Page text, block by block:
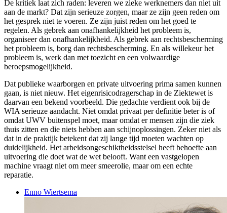
De kritiek laat zich raden: leveren we zieke werknemers dan niet uit
aan de markt? Dat zijn serieuze zorgen, maar ze zijn geen reden om
het gesprek niet te voeren. Ze zijn juist reden om het goed te
regelen. Als gebrek aan onafhankelijkheid het probleem is,
organiseer dan onafhankelijkheid. Als gebrek aan rechtsbescherming
het probleem is, borg dan rechtsbescherming. En als willekeur het
probleem is, werk dan met toezicht en een volwaardige
beroepsmogelijkheid.
Dat publieke waarborgen en private uitvoering prima samen kunnen
gaan, is niet nieuw. Het eigenrisicodragerschap in de Ziektewet is
daarvan een bekend voorbeeld. Die gedachte verdient ook bij de
WIA serieuze aandacht. Niet omdat privaat per definitie beter is of
omdat UWV buitenspel moet, maar omdat er mensen zijn die ziek
thuis zitten en die niets hebben aan schijnoplossingen. Zeker niet als
dat in de praktijk betekent dat zij lange tijd moeten wachten op
duidelijkheid. Het arbeidsongeschiktheidsstelsel heeft behoefte aan
uitvoering die doet wat de wet belooft. Want een vastgelopen
machine vraagt niet om meer smeerolie, maar om een echte
reparatie.
Enno Wiertsema